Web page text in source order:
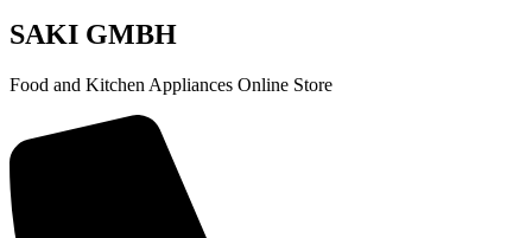
SAKI GMBH
Food and Kitchen Appliances Online Store